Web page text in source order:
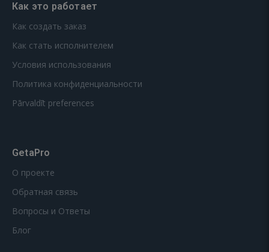
Как это работает
Как создать заказ
Как стать исполнителем
Условия использования
Политика конфиденциальности
Pārvaldīt preferences
GetaPro
О проекте
Обратная связь
Вопросы и Ответы
Блог